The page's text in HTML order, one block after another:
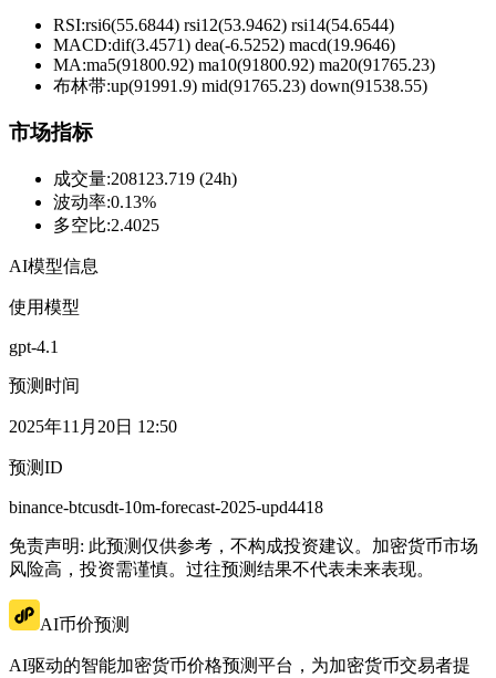
RSI:rsi6(55.6844) rsi12(53.9462) rsi14(54.6544)
MACD:dif(3.4571) dea(-6.5252) macd(19.9646)
MA:ma5(91800.92) ma10(91800.92) ma20(91765.23)
布林带:up(91991.9) mid(91765.23) down(91538.55)
市场指标
成交量:208123.719 (24h)
波动率:0.13%
多空比:2.4025
AI模型信息
使用模型
gpt-4.1
预测时间
2025年11月20日 12:50
预测ID
binance-btcusdt-10m-forecast-2025-upd4418
免责声明: 此预测仅供参考，不构成投资建议。加密货币市场
风险高，投资需谨慎。过往预测结果不代表未来表现。
AI币价预测
AI驱动的智能加密货币价格预测平台，为加密货币交易者提